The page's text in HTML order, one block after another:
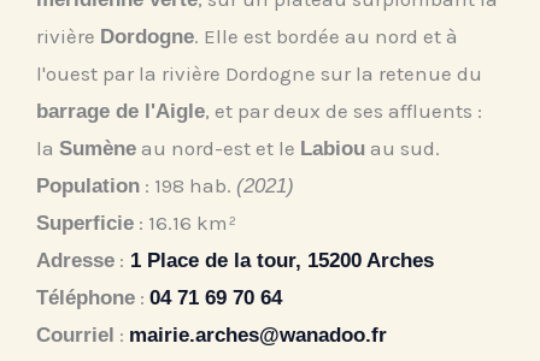
rivière Dordogne. Elle est bordée au nord et à
l'ouest par la rivière Dordogne sur la retenue du
barrage de l'Aigle, et par deux de ses affluents :
la Sumène au nord-est et le Labiou au sud.
Population : 198 hab. (2021)
Superficie : 16.16 km²
Adresse : 1 Place de la tour, 15200 Arches
Téléphone : 04 71 69 70 64
Courriel : mairie.arches@wanadoo.fr